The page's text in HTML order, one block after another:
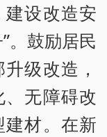
设改造安
。鼓励居民
级改造，
无障碍改
材。在新